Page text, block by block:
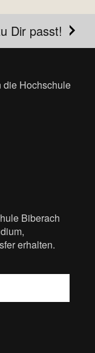
Dir passt!
die Hochschule
Biberach
erhalten.